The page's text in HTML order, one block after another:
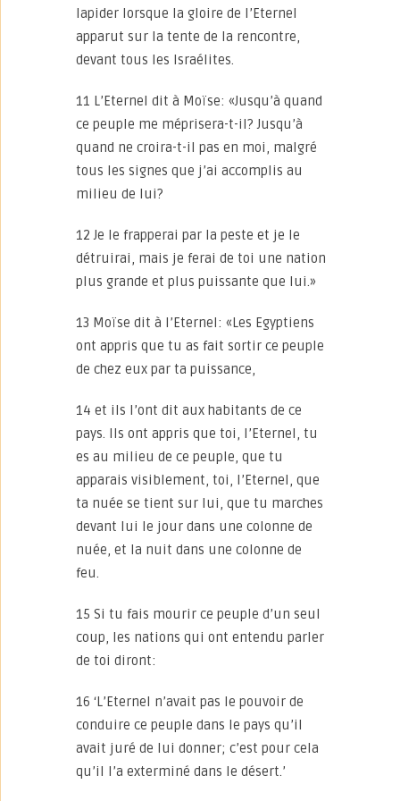
lapider lorsque la gloire de l’Eternel
apparut sur la tente de la rencontre,
devant tous les Israélites.
11 L’Eternel dit à Moïse: «Jusqu’à quand
ce peuple me méprisera-t-il? Jusqu’à
quand ne croira-t-il pas en moi, malgré
tous les signes que j’ai accomplis au
milieu de lui?
12 Je le frapperai par la peste et je le
détruirai, mais je ferai de toi une nation
plus grande et plus puissante que lui.»
13 Moïse dit à l’Eternel: «Les Egyptiens
ont appris que tu as fait sortir ce peuple
de chez eux par ta puissance,
14 et ils l’ont dit aux habitants de ce
pays. Ils ont appris que toi, l’Eternel, tu
es au milieu de ce peuple, que tu
apparais visiblement, toi, l’Eternel, que
ta nuée se tient sur lui, que tu marches
devant lui le jour dans une colonne de
nuée, et la nuit dans une colonne de
feu.
15 Si tu fais mourir ce peuple d’un seul
coup, les nations qui ont entendu parler
de toi diront:
16 ‘L’Eternel n’avait pas le pouvoir de
conduire ce peuple dans le pays qu’il
avait juré de lui donner; c’est pour cela
qu’il l’a exterminé dans le désert.’